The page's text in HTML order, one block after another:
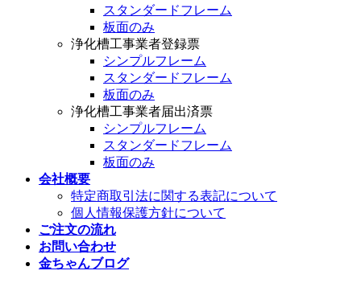
スタンダードフレーム
板面のみ
浄化槽工事業者登録票
シンプルフレーム
スタンダードフレーム
板面のみ
浄化槽工事業者届出済票
シンプルフレーム
スタンダードフレーム
板面のみ
会社概要
特定商取引法に関する表記について
個人情報保護方針について
ご注文の流れ
お問い合わせ
金ちゃんブログ